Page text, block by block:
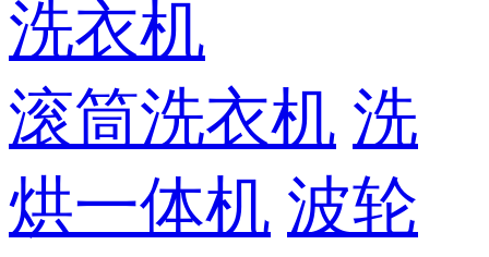
洗衣机
滚筒洗衣机 洗
烘一体机 波轮